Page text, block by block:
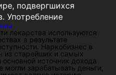
подвергшихся
Употребление
лекарства используются
в результате
Наркобизнес в
старейших и самых
источник дохода
зарабатывать деньги,